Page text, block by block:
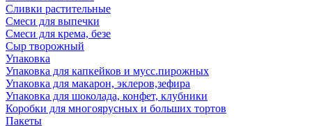
Сливки растительные
Смеси для выпечки
Смеси для крема, безе
Сыр творожный
Упаковка
Упаковка для капкейков и мусс.пирожных
Упаковка для макарон, эклеров,зефира
Упаковка для шоколада, конфет, клубники
Коробки для многоярусных и больших тортов
Пакеты